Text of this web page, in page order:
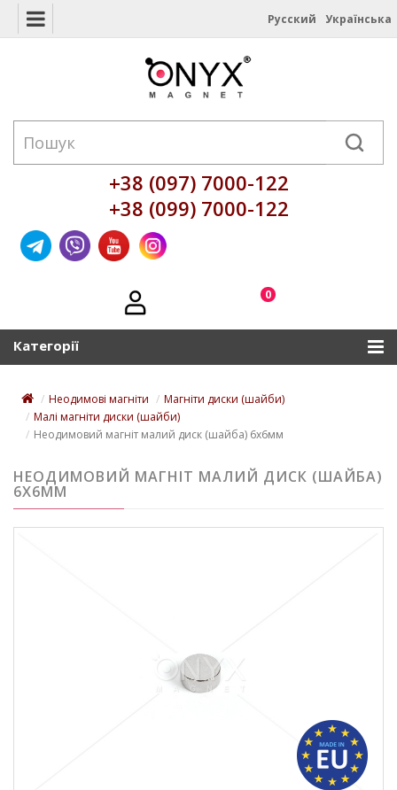
Русский Українська
+38 (097) 7000-122
+38 (099) 7000-122
0
Категорії
Неодимові магніти
Магніти диски (шайби)
Малі магніти диски (шайби)
Неодимовий магніт малий диск (шайба) 6х6мм
НЕОДИМОВИЙ МАГНІТ МАЛИЙ ДИСК (ШАЙБА)
6Х6ММ